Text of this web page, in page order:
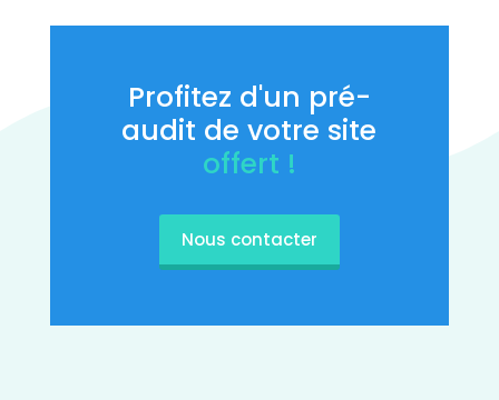
Profitez d'un pré-
audit de votre site
offert !
Nous contacter